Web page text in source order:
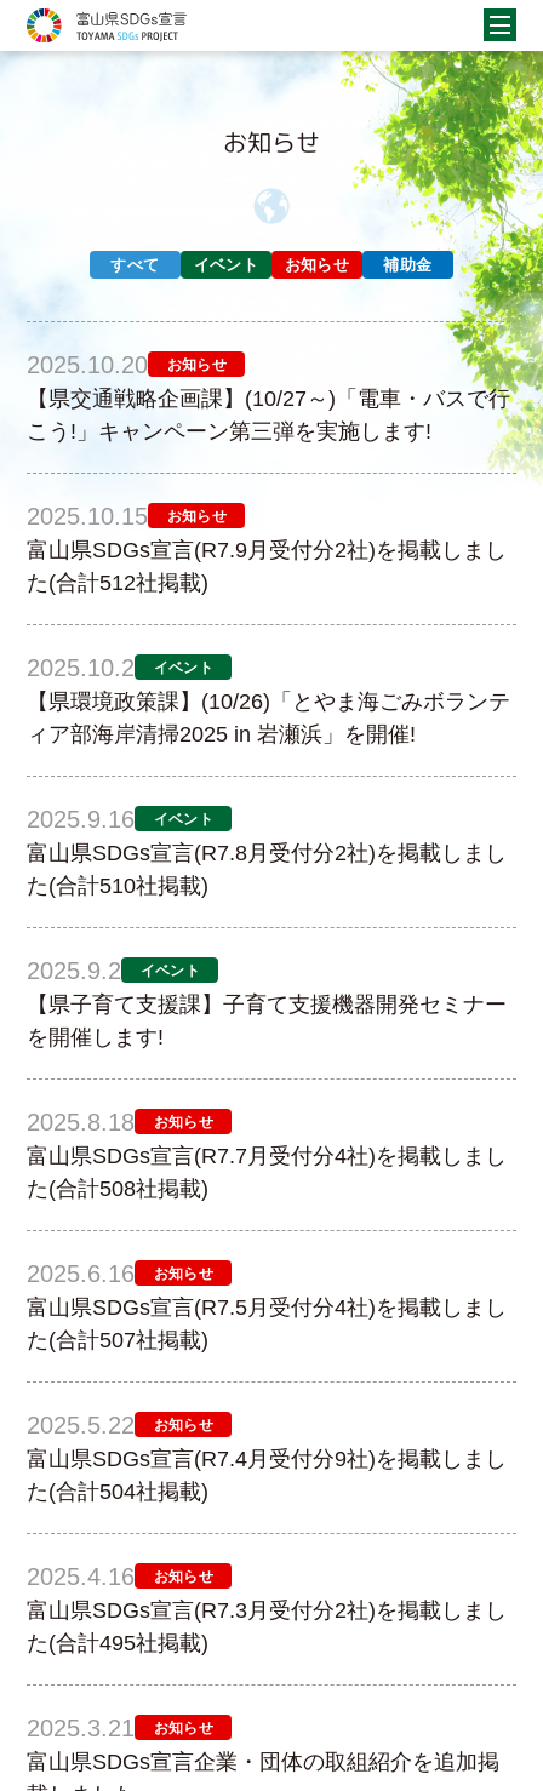
お知らせ
すべて イベント お知らせ 補助金
2025.10.20 お知らせ
【県交通戦略企画課】(10/27～)「電車・バスで行
こう!」キャンペーン第三弾を実施します!
2025.10.15 お知らせ
富山県SDGs宣言(R7.9月受付分2社)を掲載しまし
た(合計512社掲載)
2025.10.2 イベント
【県環境政策課】(10/26)「とやま海ごみボランテ
ィア部海岸清掃2025 in 岩瀬浜」を開催!
2025.9.16 イベント
富山県SDGs宣言(R7.8月受付分2社)を掲載しまし
た(合計510社掲載)
2025.9.2 イベント
【県子育て支援課】子育て支援機器開発セミナー
を開催します!
2025.8.18 お知らせ
富山県SDGs宣言(R7.7月受付分4社)を掲載しまし
た(合計508社掲載)
2025.6.16 お知らせ
富山県SDGs宣言(R7.5月受付分4社)を掲載しまし
た(合計507社掲載)
2025.5.22 お知らせ
富山県SDGs宣言(R7.4月受付分9社)を掲載しまし
た(合計504社掲載)
2025.4.16 お知らせ
富山県SDGs宣言(R7.3月受付分2社)を掲載しまし
た(合計495社掲載)
2025.3.21 お知らせ
富山県SDGs宣言企業・団体の取組紹介を追加掲